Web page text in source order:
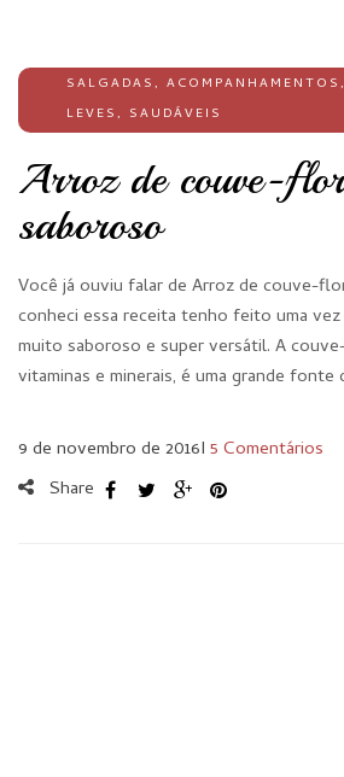
SALGADAS, ACOMPANHAMENTOS,
LEVES, SAUDÁVEIS
Arroz de couve-
saboroso
Você já ouviu falar de Arroz de couve-
conheci essa receita tenho feito uma vez
muito saboroso e super versátil. A
vitaminas e minerais, é uma grande fonte
9 de novembro de 2016I 5 Comentários
Share